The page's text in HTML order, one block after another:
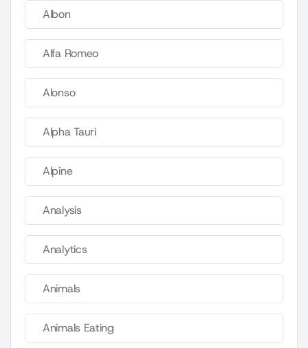
Albon
Alfa Romeo
Alonso
Alpha Tauri
Alpine
Analysis
Analytics
Animals
Animals Eating